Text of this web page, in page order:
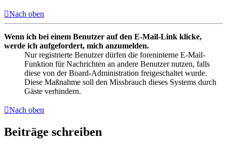
Nach oben
Wenn ich bei einem Benutzer auf den E-Mail-Link klicke,
werde ich aufgefordert, mich anzumelden.
Nur registrierte Benutzer dürfen die foreninterne E-Mail-
Funktion für Nachrichten an andere Benutzer nutzen, falls
diese von der Board-Administration freigeschaltet wurde.
Diese Maßnahme soll den Missbrauch dieses Systems durch
Gäste verhindern.
Nach oben
Beiträge schreiben